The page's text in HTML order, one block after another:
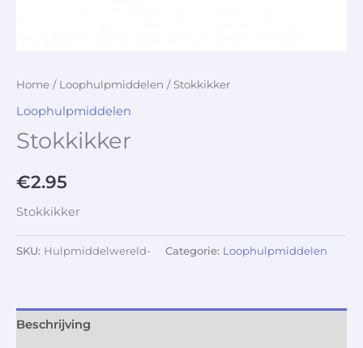
Home / Loophulpmiddelen / Stokkikker
Loophulpmiddelen
Stokkikker
€2.95
Stokkikker
SKU: Hulpmiddelwereld- Categorie: Loophulpmiddelen
Beschrijving